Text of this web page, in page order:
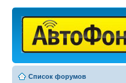
Список форумов